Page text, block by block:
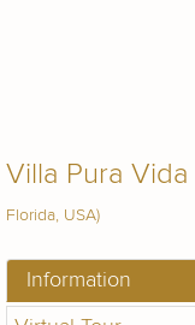
Villa Pura Vida
Florida, USA)
Information